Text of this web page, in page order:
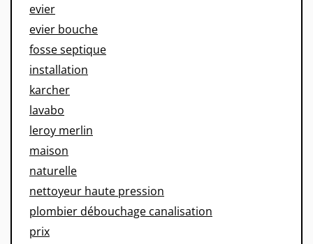
evier
evier bouche
fosse septique
installation
karcher
lavabo
leroy merlin
maison
naturelle
nettoyeur haute pression
plombier débouchage canalisation
prix